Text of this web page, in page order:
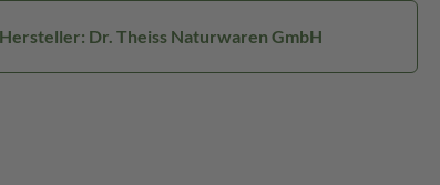
Hersteller: Dr. Theiss Naturwaren GmbH